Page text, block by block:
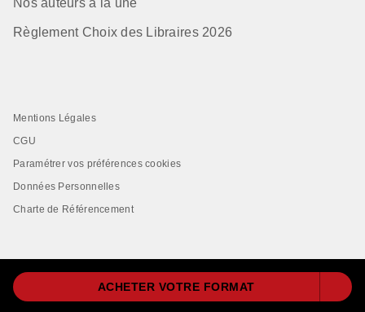
ACHETER VOTRE FORMAT
Règlement Choix des Libraires 2026
Mentions Légales
CGU
Paramétrer vos préférences cookies
Données Personnelles
Charte de Référencement
LIVRE DE POCHE© 2026